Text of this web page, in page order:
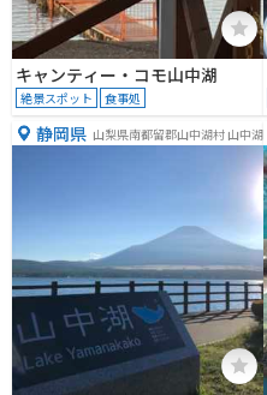
キャンティー・コモ山中湖
絶景スポット 食事処
静岡県 山梨県南都留郡山中湖村 山中湖